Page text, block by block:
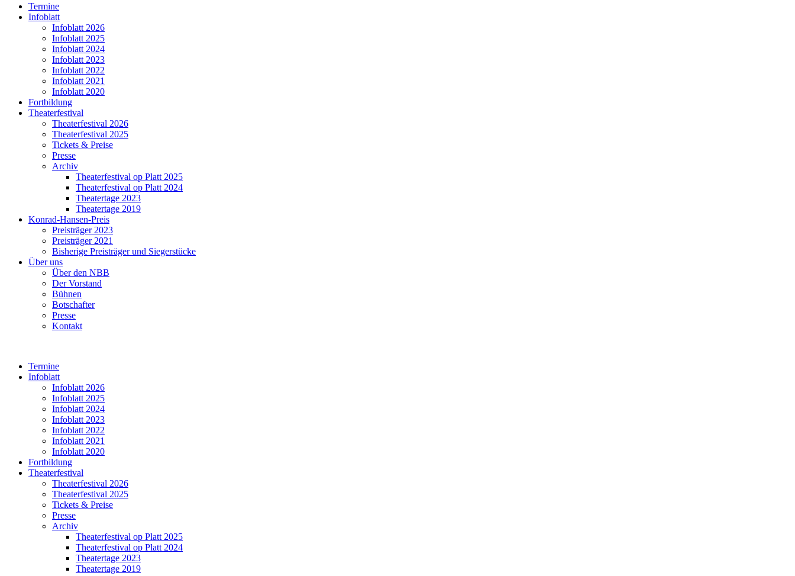
Termine
Infoblatt
Infoblatt 2026
Infoblatt 2025
Infoblatt 2024
Infoblatt 2023
Infoblatt 2022
Infoblatt 2021
Infoblatt 2020
Fortbildung
Theaterfestival
Theaterfestival 2026
Theaterfestival 2025
Tickets & Preise
Presse
Archiv
Theaterfestival op Platt 2025
Theaterfestival op Platt 2024
Theatertage 2023
Theatertage 2019
Konrad-Hansen-Preis
Preisträger 2023
Preisträger 2021
Bisherige Preisträger und Siegerstücke
Über uns
Über den NBB
Der Vorstand
Bühnen
Botschafter
Presse
Kontakt
Termine
Infoblatt
Infoblatt 2026
Infoblatt 2025
Infoblatt 2024
Infoblatt 2023
Infoblatt 2022
Infoblatt 2021
Infoblatt 2020
Fortbildung
Theaterfestival
Theaterfestival 2026
Theaterfestival 2025
Tickets & Preise
Presse
Archiv
Theaterfestival op Platt 2025
Theaterfestival op Platt 2024
Theatertage 2023
Theatertage 2019